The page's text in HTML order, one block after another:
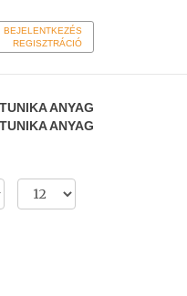
BEJELENTKEZÉS
REGISZTRÁCIÓ
ANYAG
ANYAG